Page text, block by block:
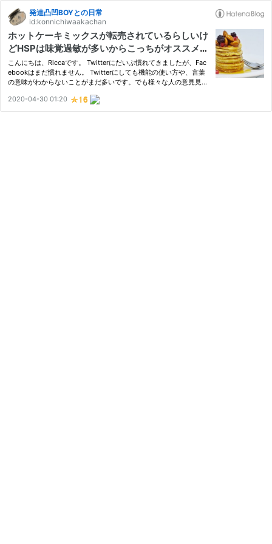
発達凸凹BOYとの日常
id:konnichiwaakachan
ホットケーキミックスが転売されているらしいけ
どHSPは味覚過敏が多いからこっちがオススメ
【新型コロナウイルス】
こんにちは、Riccaです。 Twitterにだいぶ慣れてきましたが、Fac
ebookはまだ慣れません。 Twitterにしても機能の使い方や、言葉
の意味がわからないことがまだ多いです。でも様々な人の意見見る
ている」というツイートをたくさん見掛けました。何故なんだろ
う…
2020-04-30 01:20